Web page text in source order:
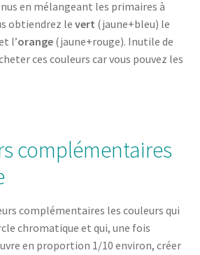
en mélangeant les primaires à
obtiendrez le vert (jaune+bleu) le
l’orange(jaune+rouge). Inutile de
ces couleurs car vous pouvez les
complémentaires
complémentaires les couleurs qui
chromatique et qui, une fois
en proportion 1/10 environ, créer